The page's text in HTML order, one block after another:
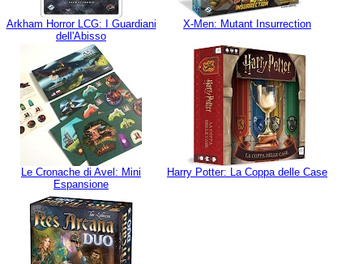
Arkham Horror LCG: I Guardiani
dell'Abisso
X-Men: Mutant Insurrection
Le Cronache di Avel: Mini
Espansione
Harry Potter: La Coppa delle Case